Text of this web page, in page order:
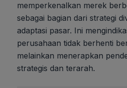
memperkenalkan merek
sebagai bagian dari strategi
adaptasi pasar. Ini
perusahaan tidak berhenti
melainkan menerapkan
strategis dan terarah.